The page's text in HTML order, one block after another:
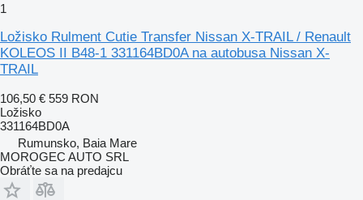
1
Ložisko Rulment Cutie Transfer Nissan X-TRAIL / Renault
KOLEOS II B48-1 331164BD0A na autobusa Nissan X-
TRAIL
106,50 € 559 RON
Ložisko
331164BD0A
Rumunsko, Baia Mare
MOROGEC AUTO SRL
Obráťte sa na predajcu